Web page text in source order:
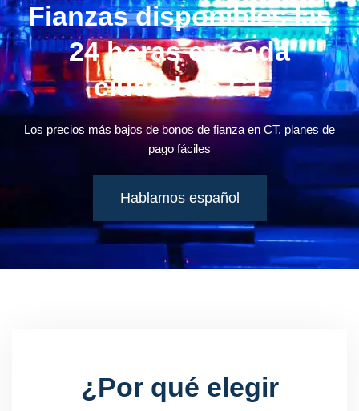
Fianzas disponibles las
24 horas en cada
ciudad de CT
Los precios más bajos de bonos de fianza en CT, planes de
pago fáciles
Hablamos español
¿Por qué elegir